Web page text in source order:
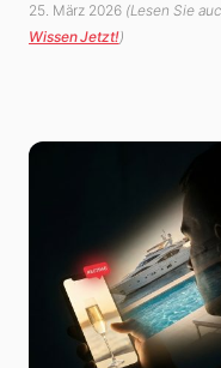
25. März 2026 (Lesen Sie
Wissen Jetzt!)